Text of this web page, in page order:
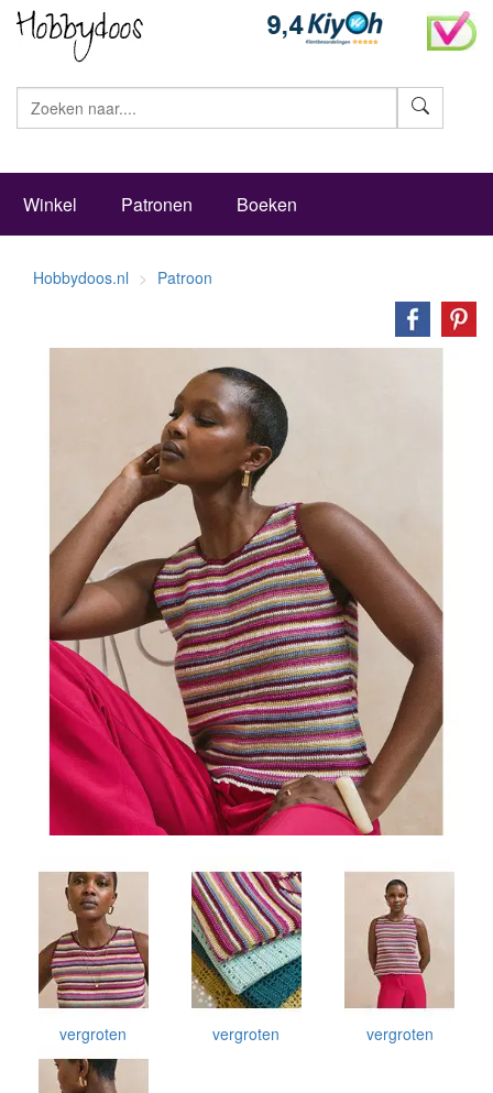
Winkel Patronen Boeken
Hobbydoos.nl Patroon
vergroten vergroten vergroten